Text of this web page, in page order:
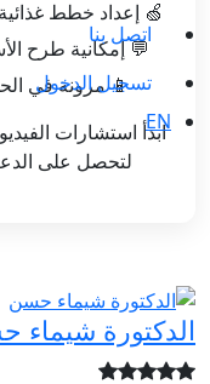
اتصل بنا
تسجيل الدخول
EN
🍏 إعداد خطط
💬 إمكانية طرح
📱 مرونة في
ابدأ استشارات
لتحصل على
الدكتورة شيماء